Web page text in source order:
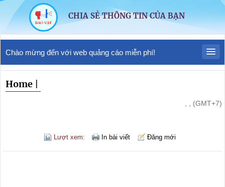
CHIA SẺ THÔNG TIN CỦA BẠN
Chào mừng đến với web quảng cáo miễn phí!
Home
, , (GMT+7)
Lượt xem: In bài viết Đăng mới